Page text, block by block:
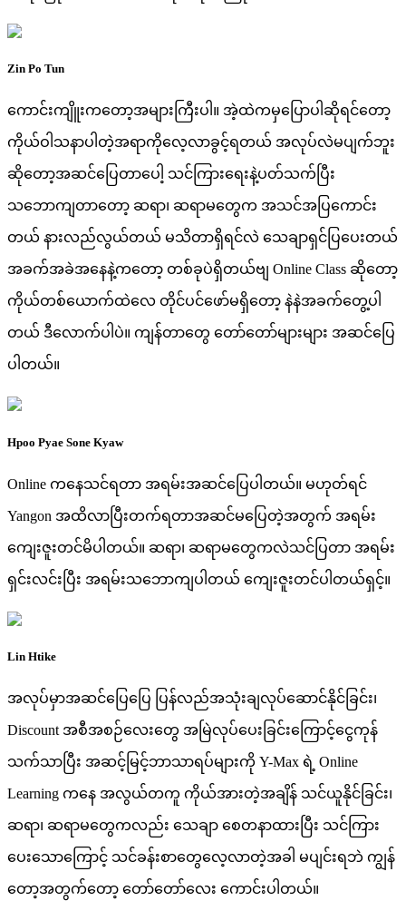
Zin Po Tun
ကောင်းကျိူးကတော့အများကြီးပါ။ အဲ့ထဲကမှပြောပါဆိုရင်တော့
ကိုယ်ဝါသနာပါတဲ့အရာကိုလေ့လာခွင့်ရတယ် အလုပ်လဲမပျက်ဘူး
ဆိုတော့အဆင်ပြေတာပေါ့ သင်ကြားရေးနဲ့ပတ်သက်ပြီး
သဘောကျတာတော့ ဆရာ၊ ဆရာမတွေက အသင်အပြကောင်း
တယ် နားလည်လွယ်တယ် မသိတာရှိရင်လဲ သေချာရှင်ပြပေးတယ်
အခက်အခဲအနေနဲ့ကတော့ တစ်ခုပဲရှိတယ်ဗျ Online Class ဆိုတော့
ကိုယ်တစ်ယောက်ထဲလေ တိုင်ပင်ဖော်မရှိတော့ နဲနဲအခက်တွေ့ပါ
တယ် ဒီလောက်ပါပဲ။ ကျန်တာတွေ တော်တော်များများ အဆင်ပြေ
ပါတယ်။
Hpoo Pyae Sone Kyaw
Online ကနေသင်ရတာ အရမ်းအဆင်ပြေပါတယ်။ မဟုတ်ရင်
Yangon အထိလာပြီးတက်ရတာအဆင်မပြေတဲ့အတွက် အရမ်း
ကျေးဇူးတင်မိပါတယ်။ ဆရာ၊ ဆရာမတွေကလဲသင်ပြတာ အရမ်း
ရှင်းလင်းပြီး အရမ်းသဘောကျပါတယ် ကျေးဇူးတင်ပါတယ်ရှင့်။
Lin Htike
အလုပ်မှာအဆင်ပြေပြေ ပြန်လည်အသုံးချလုပ်ဆောင်နိုင်ခြင်း၊
Discount အစီအစဉ်လေးတွေ အမြဲလုပ်ပေးခြင်းကြောင့်ငွေကုန်
သက်သာပြီး အဆင့်မြင့်ဘာသာရပ်များကို Y-Max ရဲ့ Online
Learning ကနေ အလွယ်တကူ ကိုယ်အားတဲ့အချိန် သင်ယူနိုင်ခြင်း၊
ဆရာ၊ ဆရာမတွေကလည်း သေချာ စေတနာထားပြီး သင်ကြား
ပေးသောကြောင့် သင်ခန်းစာတွေလေ့လာတဲ့အခါ မပျင်းရဘဲ ကျွန်
တော့အတွက်တော့ တော်တော်လေး ကောင်းပါတယ်။